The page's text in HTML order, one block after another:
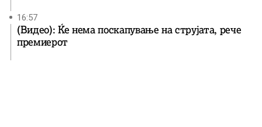
16:57
(Видео): Ќе нема поскапување на струјата, рече
премиерот